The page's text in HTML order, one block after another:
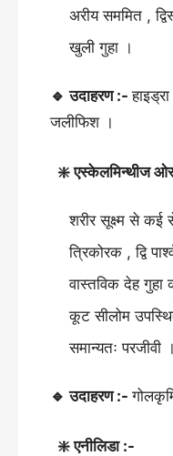
अरीय सममित ,
खुली गुहा ।
🔹 उदाहरण :-
जलीफिश ।
❇️ एस्केलमिन्थीज ओर
शरीर सूक्ष्म से कई
त्रिकोरक , द्वि
वास्तविक देह गुहा
कूट सीलोम
समान्यतः परजीवी ।
🔹 उदाहरण :-
❇️ एनीलिडा :-